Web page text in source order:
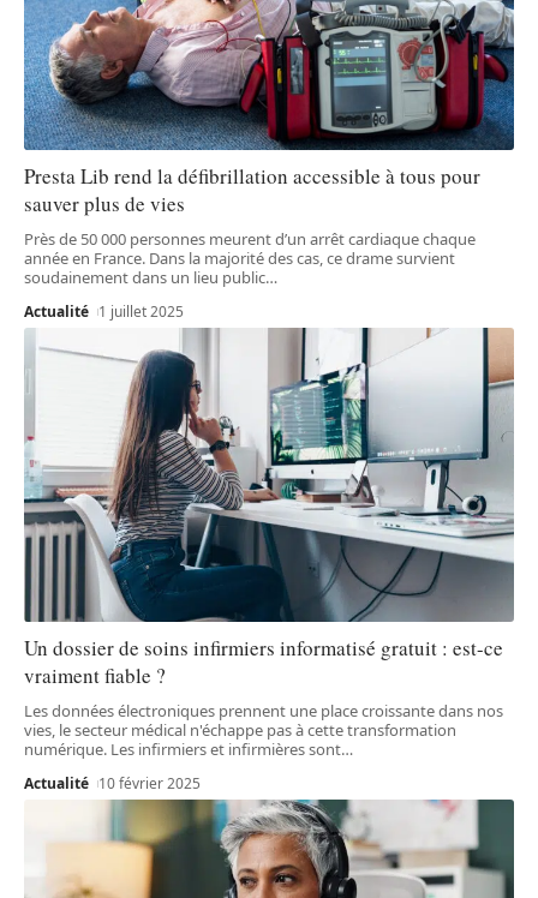
Presta Lib rend la défibrillation accessible à tous pour
sauver plus de vies
Près de 50 000 personnes meurent d’un arrêt cardiaque chaque
année en France. Dans la majorité des cas, ce drame survient
soudainement dans un lieu public…
Actualité 1 juillet 2025
Un dossier de soins infirmiers informatisé gratuit : est-ce
vraiment fiable ?
Les données électroniques prennent une place croissante dans nos
vies, le secteur médical n'échappe pas à cette transformation
numérique. Les infirmiers et infirmières sont…
Actualité 10 février 2025